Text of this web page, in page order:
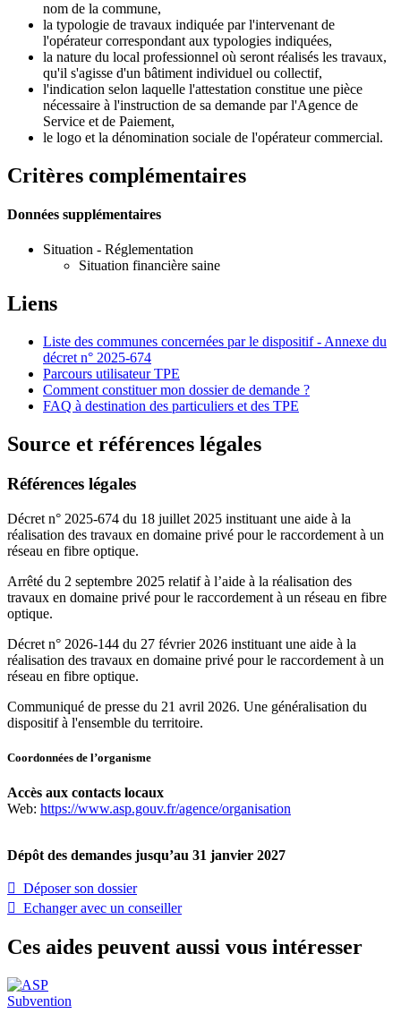
nom de la commune,
la typologie de travaux indiquée par l'intervenant de
l'opérateur correspondant aux typologies indiquées,
la nature du local professionnel où seront réalisés les travaux,
qu'il s'agisse d'un bâtiment individuel ou collectif,
l'indication selon laquelle l'attestation constitue une pièce
nécessaire à l'instruction de sa demande par l'Agence de
Service et de Paiement,
le logo et la dénomination sociale de l'opérateur commercial.
Critères complémentaires
Données supplémentaires
Situation - Réglementation
Situation financière saine
Liens
Liste des communes concernées par le dispositif - Annexe du
décret n° 2025-674
Parcours utilisateur TPE
Comment constituer mon dossier de demande ?
FAQ à destination des particuliers et des TPE
Source et références légales
Références légales
Décret n° 2025-674 du 18 juillet 2025 instituant une aide à la
réalisation des travaux en domaine privé pour le raccordement à un
réseau en fibre optique.
Arrêté du 2 septembre 2025 relatif à l’aide à la réalisation des
travaux en domaine privé pour le raccordement à un réseau en fibre
optique.
Décret n° 2026-144 du 27 février 2026 instituant une aide à la
réalisation des travaux en domaine privé pour le raccordement à un
réseau en fibre optique.
Communiqué de presse du 21 avril 2026. Une généralisation du
dispositif à l'ensemble du territoire.
Coordonnées de l’organisme
Accès aux contacts locaux
Web: https://www.asp.gouv.fr/agence/organisation
Dépôt des demandes jusqu’au 31 janvier 2027
 Déposer son dossier
 Echanger avec un conseiller
Ces aides peuvent aussi vous intéresser
Subvention